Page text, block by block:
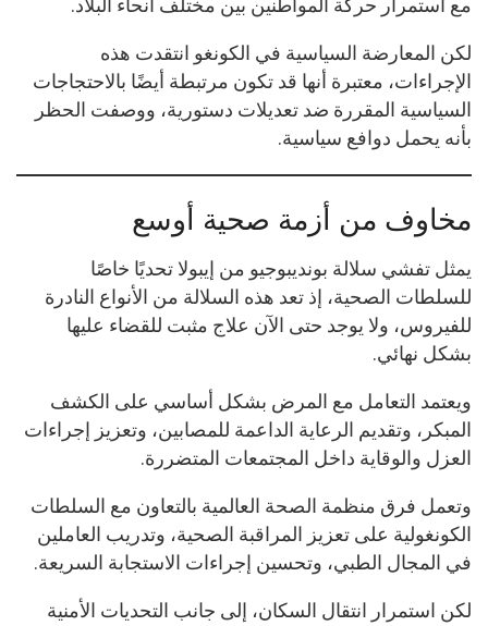
مع استمرار حركة المواطنين بين مختلف أنحاء البلاد.
لكن المعارضة السياسية في الكونغو انتقدت هذه
الإجراءات، معتبرة أنها قد تكون مرتبطة أيضًا بالاحتجاجات
السياسية المقررة ضد تعديلات دستورية، ووصفت الحظر
بأنه يحمل دوافع سياسية.
مخاوف من أزمة صحية أوسع
يمثل تفشي سلالة بونديبوجيو من إيبولا تحديًا خاصًا
للسلطات الصحية، إذ تعد هذه السلالة من الأنواع النادرة
للفيروس، ولا يوجد حتى الآن علاج مثبت للقضاء عليها
بشكل نهائي.
ويعتمد التعامل مع المرض بشكل أساسي على الكشف
المبكر، وتقديم الرعاية الداعمة للمصابين، وتعزيز إجراءات
العزل والوقاية داخل المجتمعات المتضررة.
وتعمل فرق منظمة الصحة العالمية بالتعاون مع السلطات
الكونغولية على تعزيز المراقبة الصحية، وتدريب العاملين
في المجال الطبي، وتحسين إجراءات الاستجابة السريعة.
لكن استمرار انتقال السكان، إلى جانب التحديات الأمنية